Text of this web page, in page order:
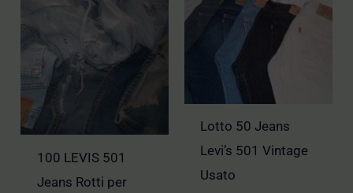
100 LEVIS 501
Jeans Rotti per
Lotto 50 Jeans
Levi’s 501 Vintage
Usato